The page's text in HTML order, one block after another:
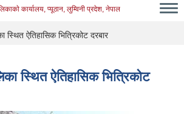
कार्यालय, प्यूठान, लुम्विनी प्रदेश, नेपाल
स्थित ऐतिहासिक भित्रिकोट दरबार
स्थित ऐतिहासिक भित्रिकोट